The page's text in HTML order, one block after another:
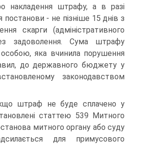
накладення штрафу, а в разі
- не пізніше 15 днів з
скарги (адміністративного
задоволення. Сума штрафу
яка вчинила порушення
до державного бюджету у
законодавством
штраф не буде сплачено у
статтею 539 Митного
митного органу або суду
для примусового